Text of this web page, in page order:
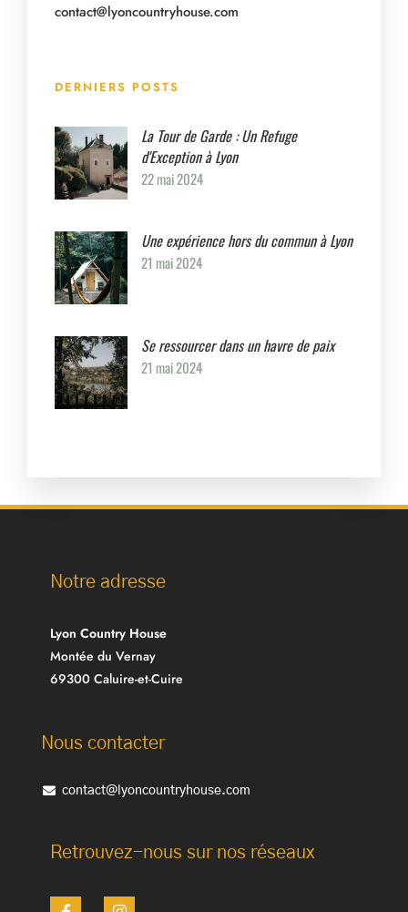
contact@lyoncountryhouse.com
DERNIERS POSTS
La Tour de Garde : Un Refuge
d'Exception à Lyon
22 mai 2024
Une expérience hors du commun à Lyon
21 mai 2024
Se ressourcer dans un havre de paix
21 mai 2024
Notre adresse
Lyon Country House
Montée du Vernay
69300 Caluire-et-Cuire
Nous contacter
contact@lyoncountryhouse.com
Retrouvez-nous sur nos réseaux